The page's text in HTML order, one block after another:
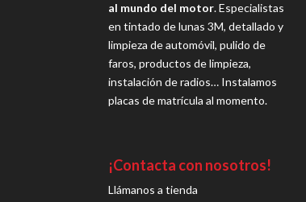
al mundo del motor. Especialistas
en tintado de lunas 3M, detallado y
limpieza de automóvil, pulido de
faros, productos de limpieza,
instalación de radios… Instalamos
placas de matrícula al momento.
¡Contacta con nosotros!
Llámanos a tienda